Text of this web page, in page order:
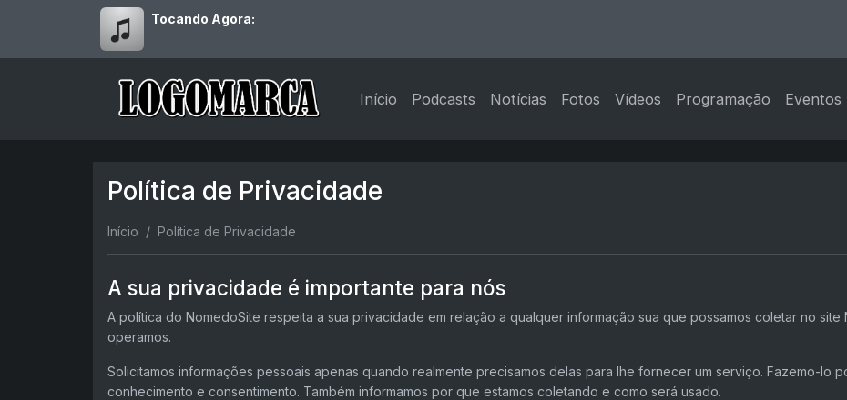
Tocando Agora:
Início Podcasts Notícias Fotos Vídeos Programação Eventos
Política de Privacidade
Início Política de Privacidade
A sua privacidade é importante para nós
A política do NomedoSite respeita a sua privacidade em relação a qualquer informação sua que possamos coletar no
operamos.
Solicitamos informações pessoais apenas quando realmente precisamos delas para lhe fornecer um serviço. Fazemo-lo
conhecimento e consentimento. Também informamos por que estamos coletando e como será usado.